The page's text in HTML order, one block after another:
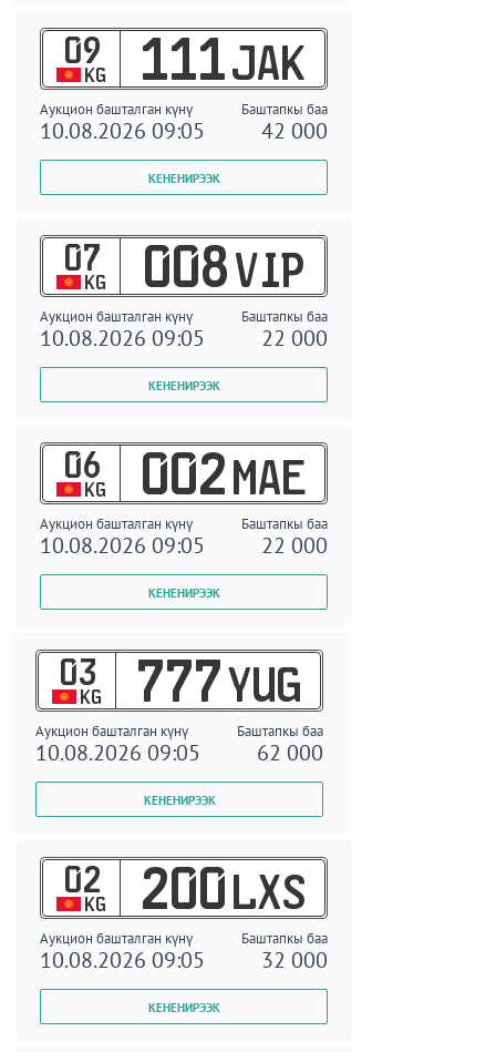
09
KG 111 JAK
Аукцион башталган күнү Баштапкы баа
10.08.2026 09:05 42 000
07
KG 008 VIP
Аукцион башталган күнү Баштапкы баа
10.08.2026 09:05 22 000
06
KG 002 MAE
Аукцион башталган күнү Баштапкы баа
10.08.2026 09:05 22 000
03
KG 777 YUG
Аукцион башталган күнү Баштапкы баа
10.08.2026 09:05 62 000
02
KG 200 LXS
Аукцион башталган күнү Баштапкы баа
10.08.2026 09:05 32 000